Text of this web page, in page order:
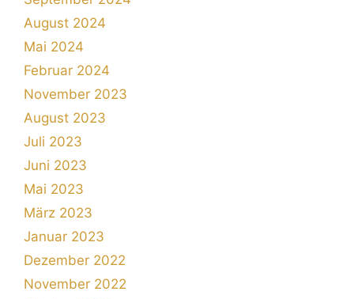
August 2024
Mai 2024
Februar 2024
November 2023
August 2023
Juli 2023
Juni 2023
Mai 2023
März 2023
Januar 2023
Dezember 2022
November 2022